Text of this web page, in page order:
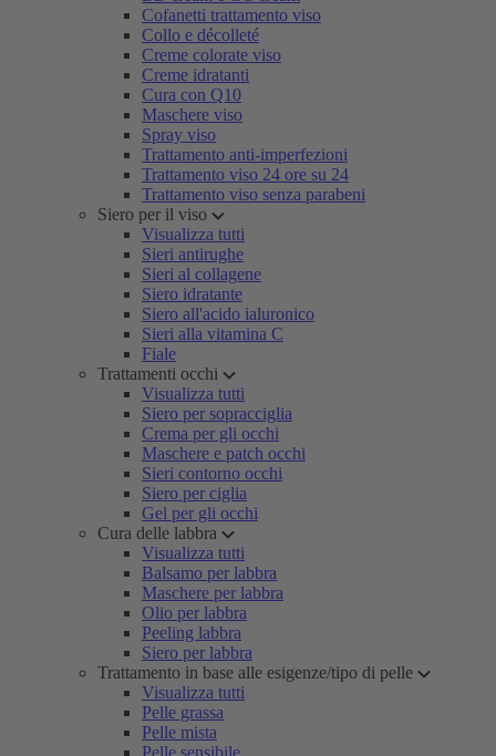
Cofanetti trattamento viso
Collo e décolleté
Creme colorate viso
Creme idratanti
Cura con Q10
Maschere viso
Spray viso
Trattamento anti-imperfezioni
Trattamento viso 24 ore su 24
Trattamento viso senza parabeni
Siero per il viso
Visualizza tutti
Sieri antirughe
Sieri al collagene
Siero idratante
Siero all'acido ialuronico
Sieri alla vitamina C
Fiale
Trattamenti occhi
Visualizza tutti
Siero per sopracciglia
Crema per gli occhi
Maschere e patch occhi
Sieri contorno occhi
Siero per ciglia
Gel per gli occhi
Cura delle labbra
Visualizza tutti
Balsamo per labbra
Maschere per labbra
Olio per labbra
Peeling labbra
Siero per labbra
Trattamento in base alle esigenze/tipo di pelle
Visualizza tutti
Pelle grassa
Pelle mista
Pelle sensibile